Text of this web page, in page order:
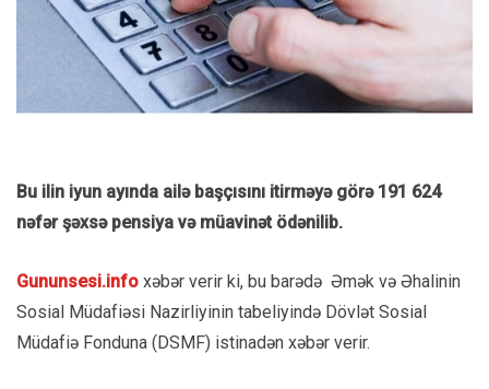
Bu ilin iyun ayında ailə başçısını itirməyə görə 191 624
nəfər şəxsə pensiya və müavinət ödənilib.
Gununsesi.info xəbər verir ki, bu barədə Əmək və Əhalinin
Sosial Müdafiəsi Nazirliyinin tabeliyində Dövlət Sosial
Müdafiə Fonduna (DSMF) istinadən xəbər verir.